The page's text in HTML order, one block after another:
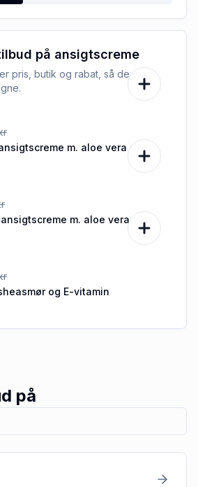
på ansigtscreme
pris, butik og rabat, så de er
m. aloe vera og
m. aloe vera,
vitamin
og E-vitamin
på
tilbud